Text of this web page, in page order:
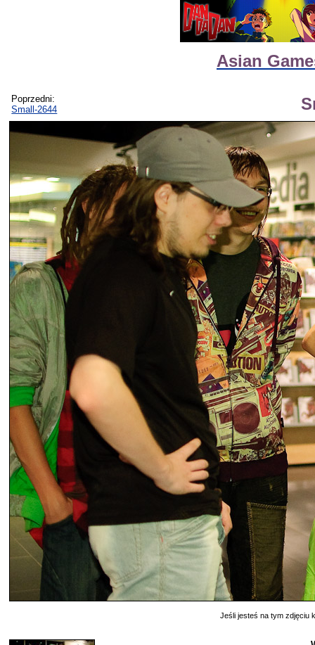
Asian
Poprzedni:
Small-2644
Jeśli jesteś na tym zdjęciu